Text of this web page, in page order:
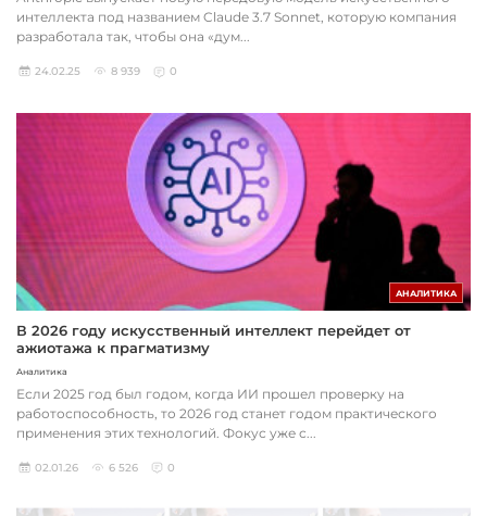
интеллекта под названием Claude 3.7 Sonnet, которую компания
разработала так, чтобы она «дум...
24.02.25 8 939 0
АНАЛИТИКА
В 2026 году искусственный интеллект перейдет от
ажиотажа к прагматизму
Аналитика
Если 2025 год был годом, когда ИИ прошел проверку на
работоспособность, то 2026 год станет годом практического
применения этих технологий. Фокус уже с...
02.01.26 6 526 0